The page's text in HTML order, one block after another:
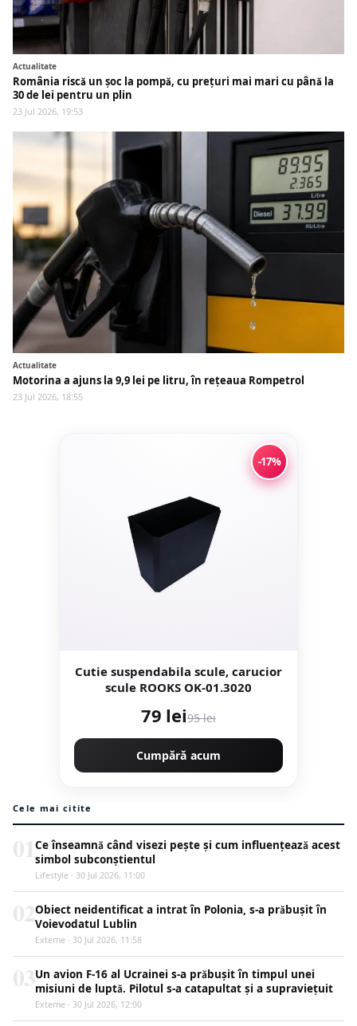
Actualitate
România riscă un șoc la pompă, cu prețuri mai mari cu până la
30 de lei pentru un plin
23 Jul 2026, 19:53
Actualitate
Motorina a ajuns la 9,9 lei pe litru, în rețeaua Rompetrol
23 Jul 2026, 18:55
-17%
Cutie suspendabila scule, carucior
scule ROOKS OK-01.3020
79 lei95 lei
Cumpără acum
Cele mai citite
Ce înseamnă când visezi pește și cum influențează acest
simbol subconștientul
Lifestyle · 30 Jul 2026, 11:00
Obiect neidentificat a intrat în Polonia, s-a prăbușit în
Voievodatul Lublin
Externe · 30 Jul 2026, 11:58
Un avion F-16 al Ucrainei s-a prăbușit în timpul unei
misiuni de luptă. Pilotul s-a catapultat și a supraviețuit
Externe · 30 Jul 2026, 12:00